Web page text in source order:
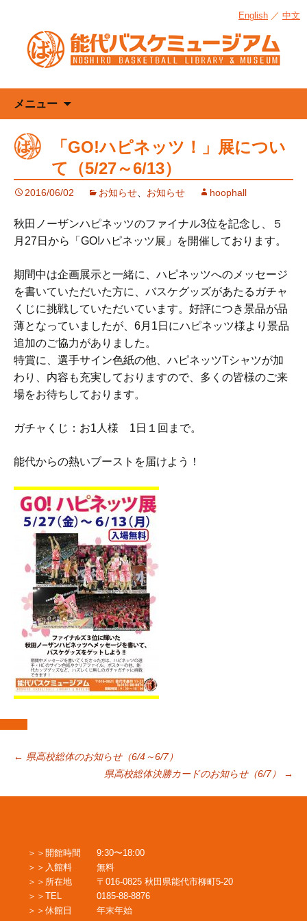
English ／ 中文
メニュー
ン
ツ
へ
ス
ッ
「GO!ハピネッツ！」展につい
て（5/27～6/13）
2016/06/02 お知らせ お知らせ hoophall
秋田ノーザンハピネッツのファイナル3位を記念し、５
月27日から「GO!ハピネッツ展」を開催しております。
期間中は企画展示と一緒に、ハピネッツへのメッセージ
を書いていただいた方に、バスケグッズがあたるガチャ
くじに挑戦していただいています。好評につき景品が品
薄となっていましたが、6月1日にハピネッツ様より景品
追加のご協力がありました。
特賞に、選手サイン色紙の他、ハピネッツTシャツが加
わり、内容も充実しておりますので、多くの皆様のご来
場をお待ちしております。
ガチャくじ：お1人様 1日１回まで。
能代からの熱いブーストを届けよう！
投
稿
ナ
ビ
← 県高校総体のお知らせ（6/4～6/7）
県高校総体決勝カードのお知らせ（6/7）
→
開館時間
9:30〜18:00
入館料
無料
所在地
〒016-0825 秋田県能代市柳町5-20
TEL
0185-88-8876
休館日
年末年始